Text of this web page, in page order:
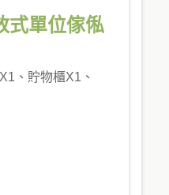
式單位傢俬
、貯物櫃X1、